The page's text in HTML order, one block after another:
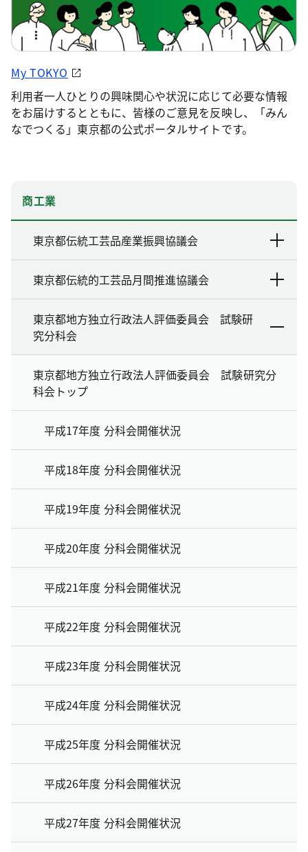
My TOKYO
利用者一人ひとりの興味関心や状況に応じて必要な情報
をお届けするとともに、皆様のご意見を反映し、「みん
なでつくる」東京都の公式ポータルサイトです。
商工業
東京都伝統工芸品産業振興協議会
東京都伝統的工芸品月間推進協議会
東京都地方独立行政法人評価委員会 試験研
究分科会
東京都地方独立行政法人評価委員会 試験研究分
科会トップ
平成17年度 分科会開催状況
平成18年度 分科会開催状況
平成19年度 分科会開催状況
平成20年度 分科会開催状況
平成21年度 分科会開催状況
平成22年度 分科会開催状況
平成23年度 分科会開催状況
平成24年度 分科会開催状況
平成25年度 分科会開催状況
平成26年度 分科会開催状況
平成27年度 分科会開催状況